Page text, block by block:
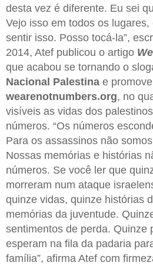
desta vez é diferente. Eu sei
Vejo isso em todos os
sentir isso. Posso tocá-la”,
2014, Atef publicou o artigo
que acabou se tornando o
Nacional Palestina e
wearenotnumbers.org, no
visíveis as vidas dos
números. “Os números
Para os assassinos não
Nossas memórias e histórias
números. Se você ler que
morreram num ataque
quinze vidas, quinze histórias
memórias da juventude.
sentimentos de perda. Quinze
esperam na fila da padaria
família”, afirma Atef com